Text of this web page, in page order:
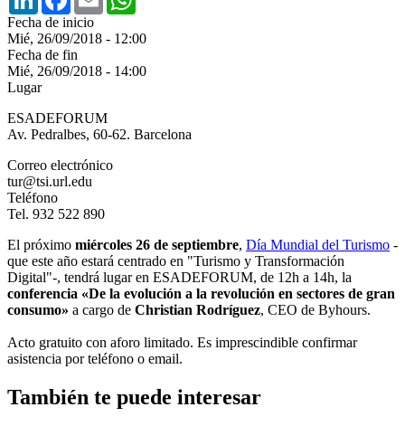
Fecha de inicio
Mié, 26/09/2018 - 12:00
Fecha de fin
Mié, 26/09/2018 - 14:00
Lugar
ESADEFORUM
Av. Pedralbes, 60-62. Barcelona
Correo electrónico
tur@tsi.url.edu
Teléfono
Tel. 932 522 890
El próximo miércoles 26 de septiembre, Día Mundial del Turismo -
que este año estará centrado en "Turismo y Transformación
Digital"-, tendrá lugar en ESADEFORUM, de 12h a 14h, la
conferencia «De la evolución a la revolución en sectores de gran
consumo» a cargo de Christian Rodríguez, CEO de Byhours.
Acto gratuito con aforo limitado. Es imprescindible confirmar
asistencia por teléfono o email.
También te puede interesar